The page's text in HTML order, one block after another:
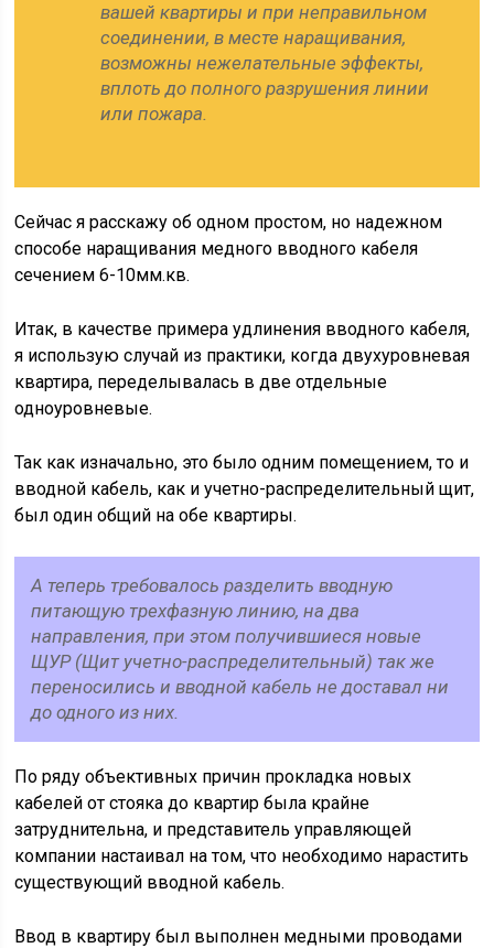
вашей квартиры и при неправильном
соединении, в месте наращивания,
возможны нежелательные эффекты,
вплоть до полного разрушения линии
или пожара.
Сейчас я расскажу об одном простом, но надежном
способе наращивания медного вводного кабеля
сечением 6-10мм.кв.
Итак, в качестве примера удлинения вводного кабеля,
я использую случай из практики, когда двухуровневая
квартира, переделывалась в две отдельные
одноуровневые.
Так как изначально, это было одним помещением, то и
вводной кабель, как и учетно-распределительный щит,
был один общий на обе квартиры.
А теперь требовалось разделить вводную
питающую трехфазную линию, на два
направления, при этом получившиеся новые
ЩУР (Щит учетно-распределительный) так же
переносились и вводной кабель не доставал ни
до одного из них.
По ряду объективных причин прокладка новых
кабелей от стояка до квартир была крайне
затруднительна, и представитель управляющей
компании настаивал на том, что необходимо нарастить
существующий вводной кабель.
Ввод в квартиру был выполнен медными проводами